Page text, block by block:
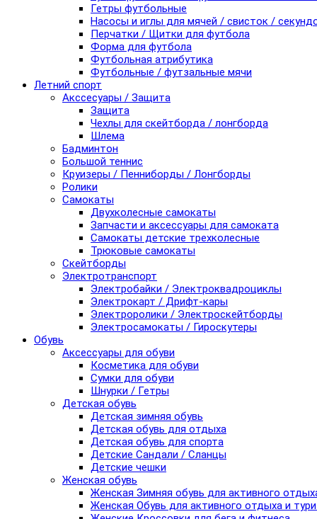
Гетры футбольные
Насосы и иглы для мячей / свисток /
Перчатки / Щитки для футбола
Форма для футбола
Футбольная атрибутика
Футбольные / футзальные мячи
Летний спорт
Акссесуары / Защита
Защита
Чехлы для скейтборда / лонгборда
Шлема
Бадминтон
Большой теннис
Круизеры / Пенниборды / Лонгборды
Ролики
Самокаты
Двухколесные самокаты
Запчасти и аксессуары для самоката
Самокаты детские трехколесные
Трюковые самокаты
Скейтборды
Электротранспорт
Электробайки / Электроквадроциклы
Электрокарт / Дрифт-кары
Электроролики / Электроскейтборды
Электросамокаты / Гироскутеры
Обувь
Аксессуары для обуви
Косметика для обуви
Сумки для обуви
Шнурки / Гетры
Детская обувь
Детская зимняя обувь
Детская обувь для отдыха
Детская обувь для спорта
Детские Сандали / Сланцы
Детские чешки
Женская обувь
Женская Зимняя обувь для активного
Женская Обувь для активного отдыха и